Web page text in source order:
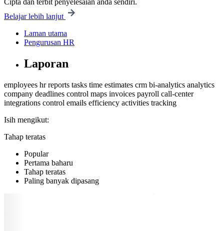
Cipta dan terbit penyelesaian anda sendiri.
Belajar lebih lanjut
Laman utama
Pengurusan HR
Laporan
employees hr reports tasks time estimates crm bi-analytics analytics
company deadlines control maps invoices payroll call-center
integrations control emails efficiency activities tracking
Isih mengikut:
Tahap teratas
Popular
Pertama baharu
Tahap teratas
Paling banyak dipasang